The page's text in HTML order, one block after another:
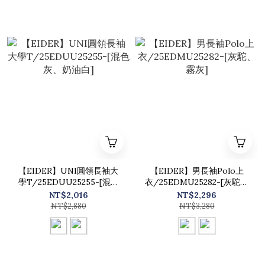
【EIDER】UNI圓領長袖大
學T/25EDUU25255-[混色
灰、奶油白]
NT$2,016
NT$2,880
【EIDER】男長袖Polo上
衣/25EDMU25282-[灰駝、
霧灰]
NT$2,296
NT$3,280